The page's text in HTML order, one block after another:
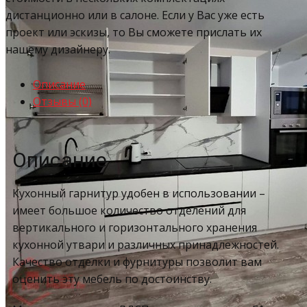
дистанционно или в салоне. Если у Вас уже есть
проект или эскизы, то Вы сможете прислать их
нашему дизайнеру.
Описание
Отзывы (0)
Описание
Кухонный гарнитур удобен в использовании –
имеет большое количество отделений для
вертикального и горизонтального хранения
кухонной утвари и различных принадлежностей.
Качество отделки и фурнитуры позволит вам
оценить эту мебель по достоинству.